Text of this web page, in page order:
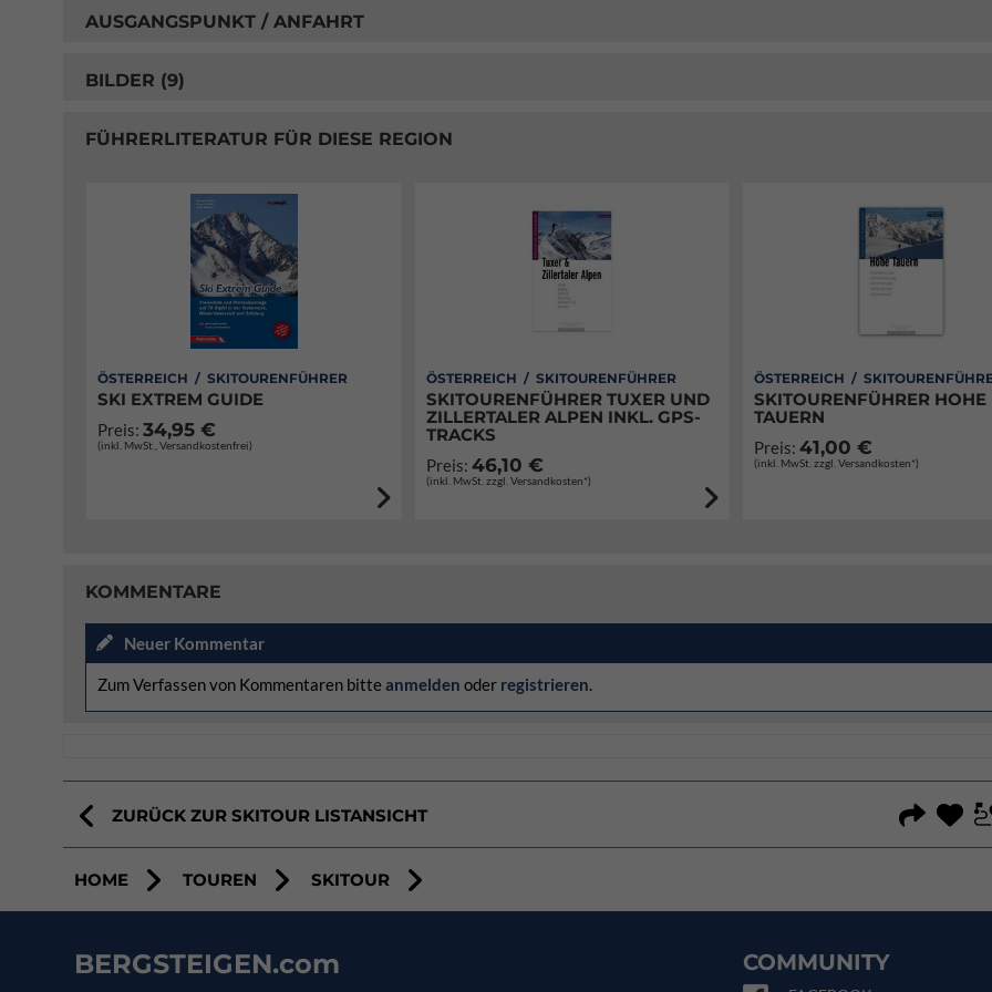
AUSGANGSPUNKT / ANFAHRT
BILDER (9)
FÜHRERLITERATUR FÜR DIESE REGION
ÖSTERREICH / SKITOURENFÜHRER
SKI EXTREM GUIDE
Preis: 34,95 €
(inkl. MwSt., Versandkostenfrei)
ÖSTERREICH / SKITOURENFÜHRER
SKITOURENFÜHRER TUXER UND
ZILLERTALER ALPEN INKL. GPS-
TRACKS
Preis: 46,10 €
(inkl. MwSt. zzgl. Versandkosten*)
ÖSTERREICH /
SKITOURENFÜHRER HOHE
TAUERN
Preis:41,00 €
(inkl. MwSt. zzgl. Versandkosten*)
KOMMENTARE
Neuer Kommentar
Zum Verfassen von Kommentaren bitte anmelden oder registrieren.
ZURÜCK ZUR SKITOUR LISTANSICHT
HOME TOUREN SKITOUR
BERGSTEIGEN.com COMMUNITY